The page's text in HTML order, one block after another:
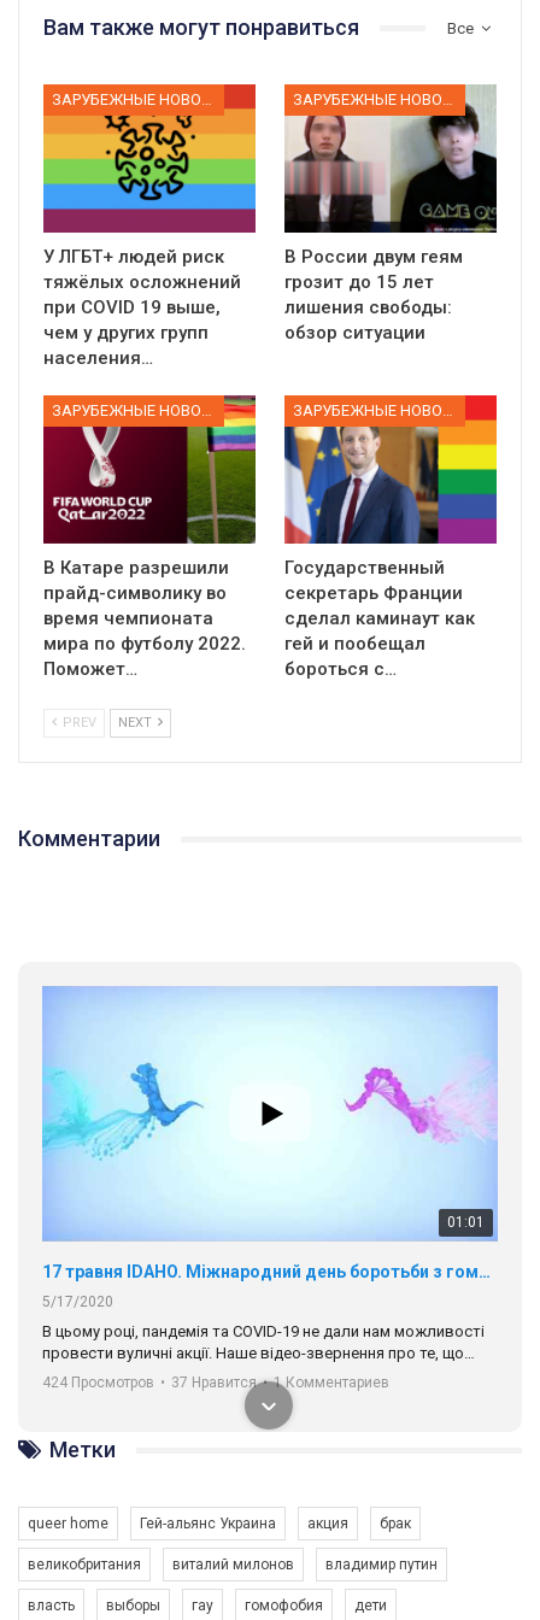
Все
Вам также могут понравиться
У ЛГБТ+ людей риск
тяжёлых осложнений
при COVID 19 выше,
чем у других групп
населения…
В России двум геям
грозит до 15 лет
лишения свободы:
обзор ситуации
В Катаре разрешили
прайд-символику во
время чемпионата
мира по футболу 2022.
Поможет…
Государственный
секретарь Франции
сделал каминаут как
гей и пообещал
бороться с…
PREV NEXT
Комментарии
01:01
17 травня IDAHO. Міжнародний день боротьби з гомофобією трансфобією і біфобія.
5/17/2020
В цьому році, пандемія та COVІD-19 не дали нам можливості
провести вуличні акції. Наше відео-звернення про те, що
навіть коли ми у різних містах та не можемо зустрінеться, ми
разом. Ми закликаємо всіх хто поділяє цінності рівності та
солідарності, приєднатися до нас. Регіональні підрозділи
ГАУ є в 16 областях України.
Разом наш голос лунає гучніше!
424 Просмотров • 37 Нравится • 1 Комментариев
Метки
queer home Гей-альянс Украина акция брак
великобритания виталий милонов владимир путин
власть выборы гау гомофобия дети